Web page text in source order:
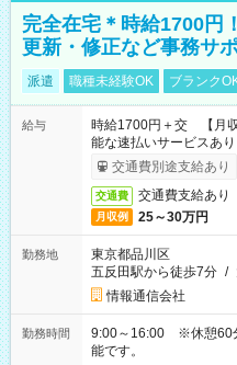
完全在宅＊時給1700円
更新・修正など事務サ
派遣 職種未経験OK ブランク
給与
時給1700円＋交 【月
能な速払いサービスあり
交通費別途支給あり
交通費 交通費支給あり
月収例 25～30万円
勤務地
東京都品川区
五反田駅から徒歩7分 /
情報通信会社
勤務時間
9:00～16:00 ※休憩60
能です。